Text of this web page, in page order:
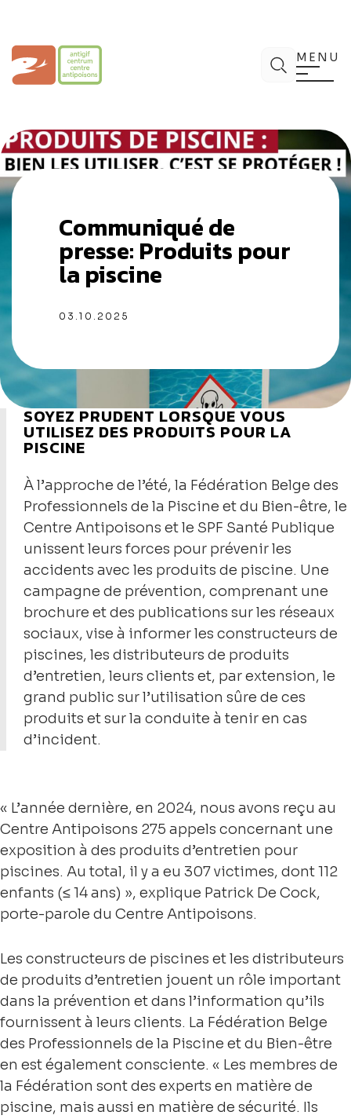
Centre Antipoisons Chercher
MENU
Communiqué de
presse: Produits pour
la piscine
03.10.2025
SOYEZ PRUDENT LORSQUE VOUS
UTILISEZ DES PRODUITS POUR LA
PISCINE
À l’approche de l’été, la Fédération Belge des
Professionnels de la Piscine et du Bien-être, le
Centre Antipoisons et le SPF Santé Publique
unissent leurs forces pour prévenir les
accidents avec les produits de piscine. Une
campagne de prévention, comprenant une
brochure et des publications sur les réseaux
sociaux, vise à informer les constructeurs de
piscines, les distributeurs de produits
d’entretien, leurs clients et, par extension, le
grand public sur l’utilisation sûre de ces
produits et sur la conduite à tenir en cas
d’incident.
« L’année dernière, en 2024, nous avons reçu au
Centre Antipoisons 275 appels concernant une
exposition à des produits d’entretien pour
piscines. Au total, il y a eu 307 victimes, dont 112
enfants (≤ 14 ans) », explique Patrick De Cock,
porte-parole du Centre Antipoisons.
Les constructeurs de piscines et les distributeurs
de produits d’entretien jouent un rôle important
dans la prévention et dans l’information qu’ils
fournissent à leurs clients. La Fédération Belge
des Professionnels de la Piscine et du Bien-être
en est également consciente. « Les membres de
la Fédération sont des experts en matière de
piscine, mais aussi en matière de sécurité. Ils